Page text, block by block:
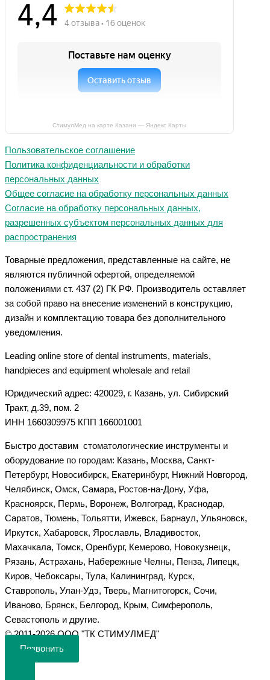
СтимулМед на карте Казани — Яндекс Карты
Пользовательское соглашение
Политика конфиденциальности и обработки
персональных данных
Общее согласие на обработку персональных данных
Согласие на обработку персональных данных,
разрешенных субъектом персональных данных для
распространения
Товарные предложения, представленные на сайте, не
являются публичной офертой, определяемой
положениями ст. 437 (2) ГК РФ. Производитель оставляет
за собой право на внесение изменений в конструкцию,
дизайн и комплектацию товара без дополнительного
уведомления.
Leading online store of dental instruments, materials,
handpieces and equipment wholesale and retail
Юридический адрес: 420029, г. Казань, ул. Сибирский
Тракт, д.39, пом. 2
ИНН 1660309975 КПП 166001001
Быстро доставим стоматологические инструменты и
оборудование по городам: Казань, Москва, Санкт-
Петербург, Новосибирск, Екатеринбург, Нижний Новгород,
Челябинск, Омск, Самара, Ростов-на-Дону, Уфа,
Красноярск, Пермь, Воронеж, Волгоград, Краснодар,
Саратов, Тюмень, Тольятти, Ижевск, Барнаул, Ульяновск,
Иркутск, Хабаровск, Ярославль, Владивосток,
Махачкала, Томск, Оренбург, Кемерово, Новокузнецк,
Рязань, Астрахань, Набережные Челны, Пенза, Липецк,
Киров, Чебоксары, Тула, Калининград, Курск,
Ставрополь, Улан-Удэ, Тверь, Магнитогорск, Сочи,
Иваново, Брянск, Белгород, Крым, Симферополь,
Севастополь и другие.
©️ 2011-2026 ООО "ТК СТИМУЛМЕД"
Позвонить